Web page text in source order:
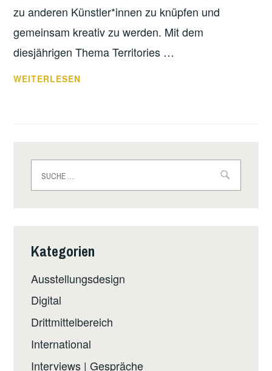
zu anderen Künstler*innen zu knüpfen und
gemeinsam kreativ zu werden. Mit dem
diesjährigen Thema Territories …
DAS
UNIVERSITY
THE
WEITERLESEN
nach:
Kategorien
Ausstellungsdesign
Digital
Drittmittelbereich
International
Interviews | Gespräche